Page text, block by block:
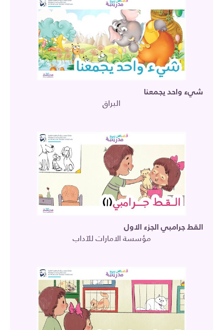
شيء واحد يجمعنا
البراق
القط جرامبي الجزء الاول
مؤسسة الامارات للآداب